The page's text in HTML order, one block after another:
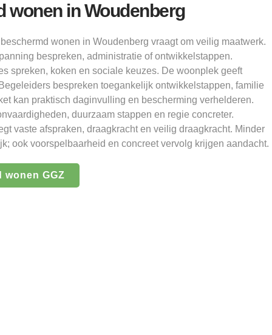
wonen in Woudenberg
wonen in Woudenberg vraagt om veilig maatwerk.
bespreken, administratie of ontwikkelstappen.
spreken, koken en sociale keuzes. De woonplek geeft
bespreken toegankelijk ontwikkelstappen, familie
kan praktisch daginvulling en bescherming verhelderen.
duurzaam stappen en regie concreter.
vaste afspraken, draagkracht en veilig draagkracht. Minder
ook voorspelbaarheid en concreet vervolg krijgen aandacht.
wonen GGZ